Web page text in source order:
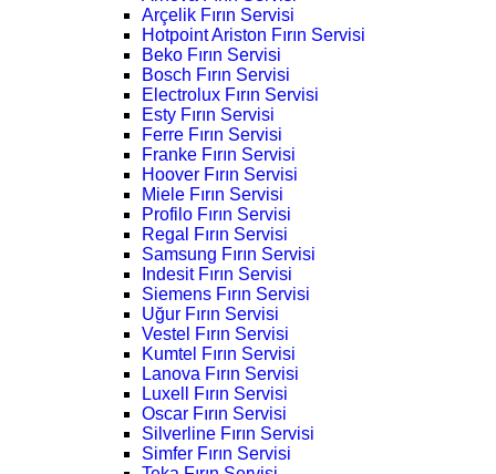
Arçelik Fırın Servisi
Hotpoint Ariston Fırın Servisi
Beko Fırın Servisi
Bosch Fırın Servisi
Electrolux Fırın Servisi
Esty Fırın Servisi
Ferre Fırın Servisi
Franke Fırın Servisi
Hoover Fırın Servisi
Miele Fırın Servisi
Profilo Fırın Servisi
Regal Fırın Servisi
Samsung Fırın Servisi
Indesit Fırın Servisi
Siemens Fırın Servisi
Uğur Fırın Servisi
Vestel Fırın Servisi
Kumtel Fırın Servisi
Lanova Fırın Servisi
Luxell Fırın Servisi
Oscar Fırın Servisi
Silverline Fırın Servisi
Simfer Fırın Servisi